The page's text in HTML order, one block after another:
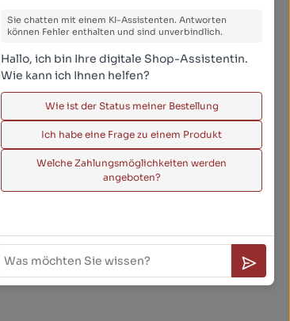
Sie chatten mit einem KI-Assistenten. Antworten
können Fehler enthalten und sind unverbindlich.
Hallo, ich bin Ihre digitale Shop-Assistentin.
Wie kann ich Ihnen helfen?
Wie ist der Status meiner Bestellung
Ich habe eine Frage zu einem Produkt
Welche Zahlungsmöglichkeiten werden
angeboten?